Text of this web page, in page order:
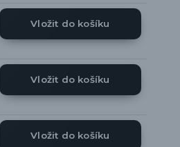
Vložit do košíku
Vložit do košíku
Vložit do košíku